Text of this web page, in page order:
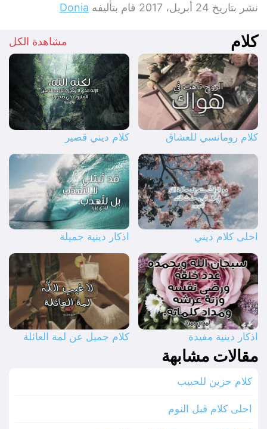
نشر بتاريخ 24 أبريل، 2017 قام بتأليفه Donia
كلام مشاهدة الكل
كلام رومانسي للعشاق كلام ديني قصير
احلى كلام ديني اذكار دينية جميلة
اذكار دينية مفيدة كلام جميل عن لمة العائلة
مقالات مشابهة
كلام حزين للحبيب
احلى كلام قبل النوم